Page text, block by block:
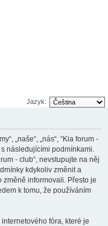
Jazyk:
„naše“, „nás“, “Kia forum -
s následujícími podmínkami.
- club“, nevstupujte na něj
kdykoliv změnit a
změně informovali. Přesto je
k tomu, že používáním
fóra, které je